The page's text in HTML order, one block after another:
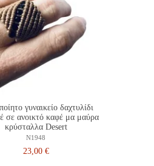
γυναικείο δαχτυλίδι
σε ανοικτό καφέ μα μαύρα
κρύσταλλα Desert
N1948
23,00 €